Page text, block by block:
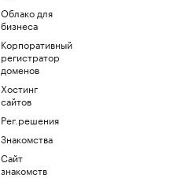
Облако для
бизнеса
Корпоративный
регистратор
доменов
Хостинг
сайтов
Рег.решения
Знакомства
Сайт
знакомств